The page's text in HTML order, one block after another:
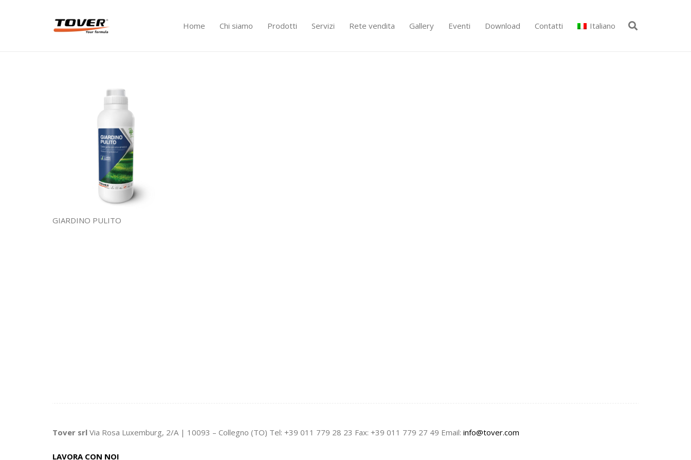
Home Chi siamo Prodotti Servizi Rete vendita Gallery Eventi Download Contatti Italiano
GIARDINO PULITO
Tover srl Via Rosa Luxemburg, 2/A | 10093 – Collegno (TO) Tel: +39 011 779 28 23 Fax: +39 011 779 27 49 Email: info@tover.com
LAVORA CON NOI